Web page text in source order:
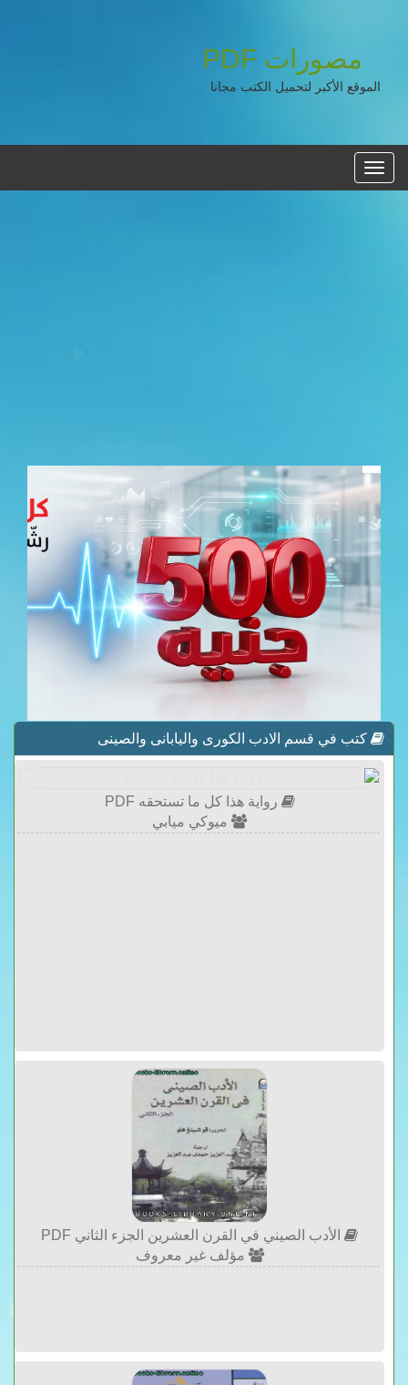
مصورات PDF
الموقع الأكبر لتحميل الكتب مجانا
القائمه
الرئيسية
كتب في قسم الادب الكورى واليابانى والصينى
رواية هذا كل ما تستحقه PDF
ميوكي ميابي
الأدب الصيني في القرن العشرين الجزء الثاني PDF
مؤلف غير معروف